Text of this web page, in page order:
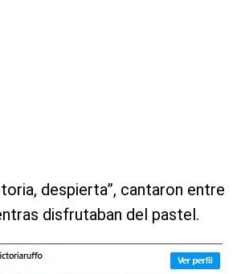
despierta”, cantaron entre
disfrutaban del pastel.